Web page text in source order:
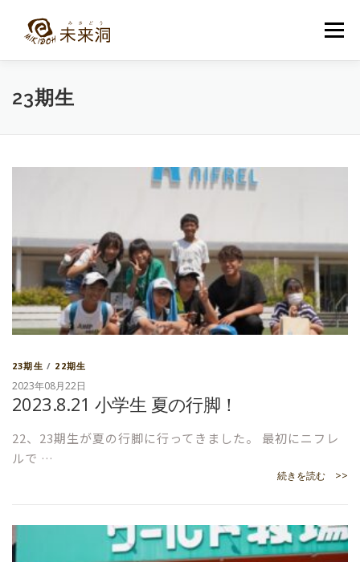
メニュー
教室紹介
23期生
23期生 / 22期生
2023年08月22日
2023.8.21 小学生 夏の行脚！
22、23期生が夏の行脚に行ってきました。 最初にニフレ
ルで …
続きを読む >>